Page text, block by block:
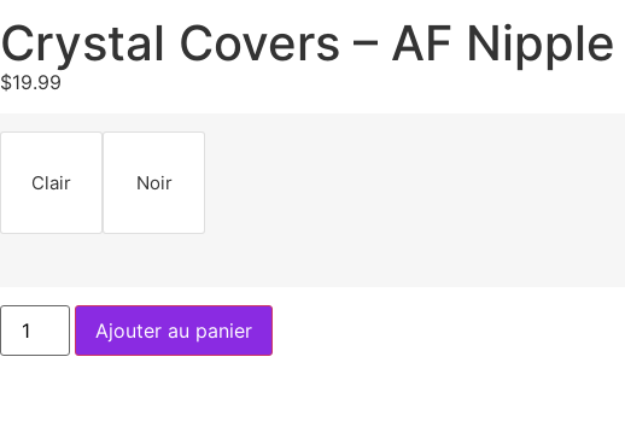
Crystal Covers – AF
$19.99
Clair Noir
Ajouter au panier